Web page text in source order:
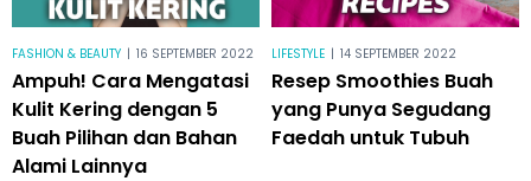
FASHION & BEAUTY | 16 SEPTEMBER 2022
Ampuh! Cara Mengatasi
Kulit Kering dengan 5
Buah Pilihan dan Bahan
Alami Lainnya
LIFESTYLE | 14 SEPTEMBER 2022
Resep Smoothies Buah
yang Punya Segudang
Faedah untuk Tubuh